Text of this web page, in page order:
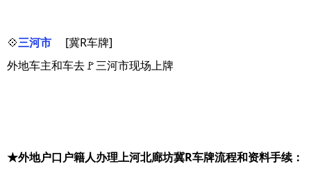
💠三河市
[冀R车牌]
外地车主和车去🚩三河市现场上牌
★外地户口户籍人办理上河北廊坊冀R车牌流程和资料手续：